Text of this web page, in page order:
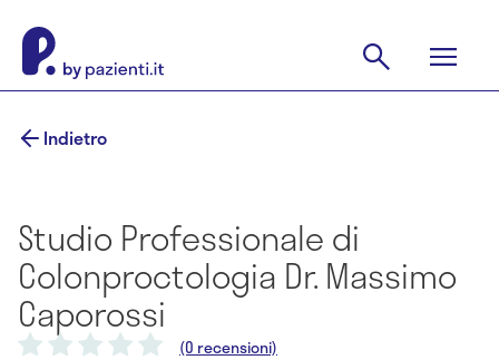
Indietro
Studio Professionale di
Colonproctologia Dr. Massimo
Caporossi
(0 recensioni)